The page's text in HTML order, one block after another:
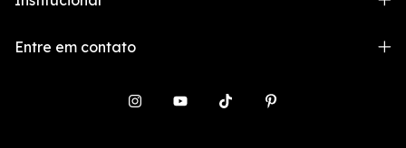
Entre em contato